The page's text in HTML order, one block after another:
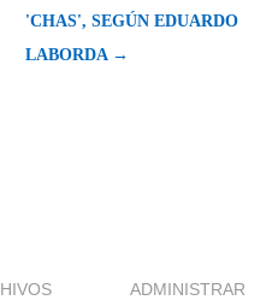
'CHAS', SEGÚN EDUARDO
LABORDA →
ADMINISTRAR